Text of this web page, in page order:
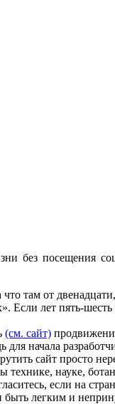
без посещения
там от
Если лет пять-
(см. сайт)
начала
сайт просто
науке,
если на
быть легким и